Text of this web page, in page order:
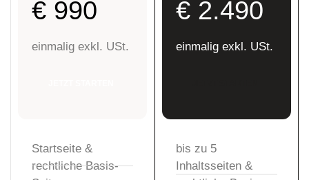
€ 990
einmalig exkl. USt.
Startseite &
rechtliche Basis-
€ 2.490
einmalig exkl. USt.
bis zu 5
Inhaltsseiten &